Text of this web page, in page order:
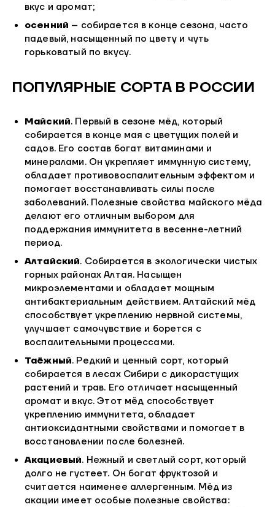
вкус и аромат;
осенний – собирается в конце сезона, часто
падевый, насыщенный по цвету и чуть
горьковатый по вкусу.
ПОПУЛЯРНЫЕ СОРТА В РОССИИ
Майский. Первый в сезоне мёд, который
собирается в конце мая с цветущих полей и
садов. Его состав богат витаминами и
минералами. Он укрепляет иммунную систему,
обладает противовоспалительным эффектом и
помогает восстанавливать силы после
заболеваний. Полезные свойства майского мёда
делают его отличным выбором для
поддержания иммунитета в весенне-летний
период.
Алтайский. Собирается в экологически чистых
горных районах Алтая. Насыщен
микроэлементами и обладает мощным
антибактериальным действием. Алтайский мёд
способствует укреплению нервной системы,
улучшает самочувствие и борется с
воспалительными процессами.
Таёжный. Редкий и ценный сорт, который
собирается в лесах Сибири с дикорастущих
растений и трав. Его отличает насыщенный
аромат и вкус. Этот мёд способствует
укреплению иммунитета, обладает
антиоксидантными свойствами и помогает в
восстановлении после болезней.
Акациевый. Нежный и светлый сорт, который
долго не густеет. Он богат фруктозой и
считается наименее аллергенным. Мёд из
акации имеет особые полезные свойства: